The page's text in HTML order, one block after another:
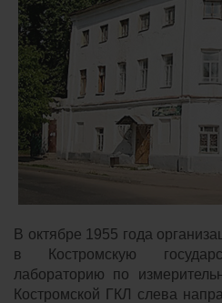
В октябре 1955 года
в Костромскую
лабораторию по
Костромской ГКЛ слева